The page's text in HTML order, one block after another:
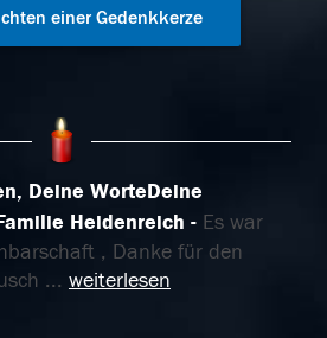
einer Gedenkkerze
Deine WorteDeine
Heidenreich
Es war
, Danke für den
... weiterlesen